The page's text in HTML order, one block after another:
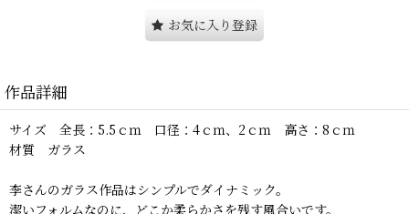
お気に入り登録
作品詳細
サイズ 全長：5.5ｃｍ 口径：4ｃｍ、2ｃｍ 高さ：8ｃｍ
材質 ガラス
李さんのガラス作品はシンプルでダイナミック。
潔いフォルムなのに、どこか柔らかさを残す風合いです。